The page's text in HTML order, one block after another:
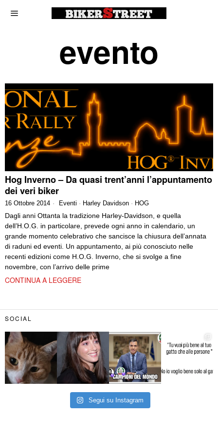
evento
Hog Inverno – Da quasi trent’anni l’appuntamento
dei veri biker
16 Ottobre 2014 Eventi · Harley Davidson · HOG
Dagli anni Ottanta la tradizione Harley-Davidson, e quella
dell’H.O.G. in particolare, prevede ogni anno in calendario, un
grande momento celebrativo che sancisce la chiusura dell’annata
di raduni ed eventi. Un appuntamento, ai più conosciuto nelle
recenti edizioni come H.O.G. Inverno, che si svolge a fine
novembre, con l’arrivo delle prime
CONTINUA A LEGGERE
SOCIAL
Segui su Instagram